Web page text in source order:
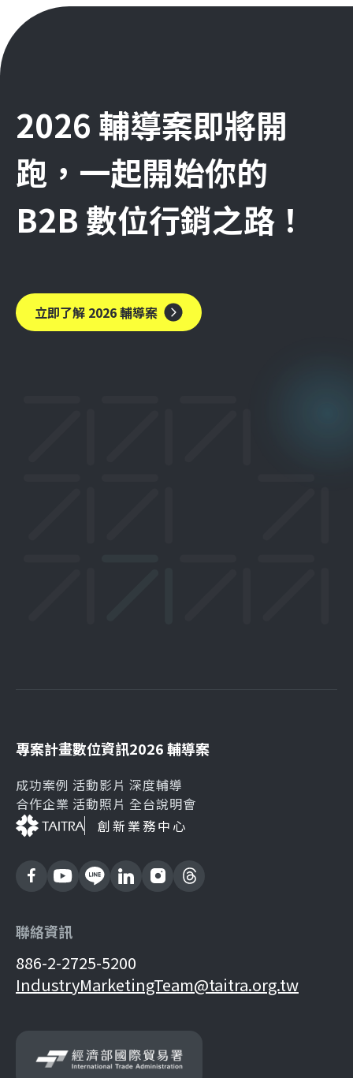
2026 輔導案即將開
跑，一起開始你的
B2B 數位行銷之路！
立即了解 2026 輔導案
專案計畫
成功案例
合作企業
數位資訊
活動影片
活動照片
2026 輔導案
深度輔導
全台說明會
創新業務中心
聯絡資訊
886-2-2725-5200
IndustryMarketingTeam@taitra.org.tw